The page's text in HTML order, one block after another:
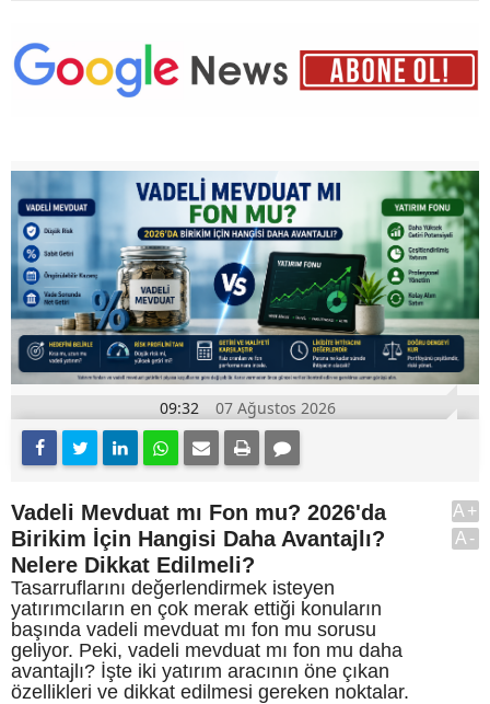
09:32 07 Ağustos 2026
Vadeli Mevduat mı Fon mu? 2026'da
Birikim İçin Hangisi Daha Avantajlı?
Nelere Dikkat Edilmeli?
Tasarruflarını değerlendirmek isteyen
yatırımcıların en çok merak ettiği konuların
başında vadeli mevduat mı fon mu sorusu
geliyor. Peki, vadeli mevduat mı fon mu daha
avantajlı? İşte iki yatırım aracının öne çıkan
özellikleri ve dikkat edilmesi gereken noktalar.
A+
A-